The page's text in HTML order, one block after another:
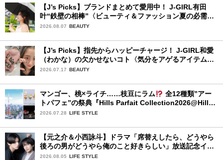
【J’s Picks】ブランドまとめて愛用中！ J-GIRL有田
叶“鉄壁の相棒”〈ビューティ＆ファッション夏の必需
品〉
2026.08.07 BEAUTY
【J’s Picks】指先からハッピーチャージ！ J-GIRL和愛
（わかな）の欠かせないコト〈気分をアゲるアイテム＆
ルーティーン〉
2026.07.17 BEAUTY
マンゴー、桃×ライチ……枝豆にラム
全12種類”アー
トパフェ”の祭典『Hills Parfait Collection2026@Hills
House』
2026.07.28 LIFE STYLE
【元之介＆小西詠斗】ドラマ「席替えしたら、どうやら
後ろの男がどうやら俺のこと好きらしい」放送記念イン
タビュー♡ 「自然と詠斗くんが可愛く見えたんです」
2026.08.05 LIFE STYLE